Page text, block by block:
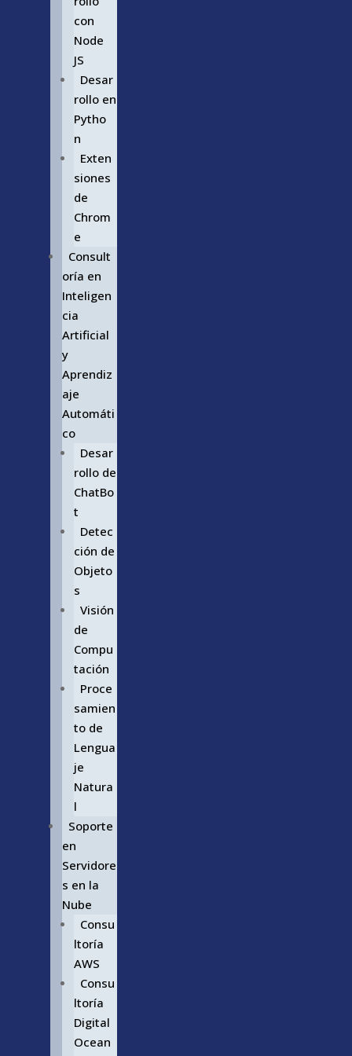
con
Node
JS
Desar
rollo en
Pytho
n
Exten
siones
de
Chrom
e
Consult
oría en
Inteligen
cia
Artificial
y
Aprendiz
aje
Automáti
co
Desar
rollo de
ChatBo
t
Detec
ción de
Objeto
s
Visión
de
Compu
tación
Proce
samien
to de
Lengua
je
Natura
l
Soporte
en
Servidore
s en la
Nube
Consu
ltoría
AWS
Consu
ltoría
Digital
Ocean